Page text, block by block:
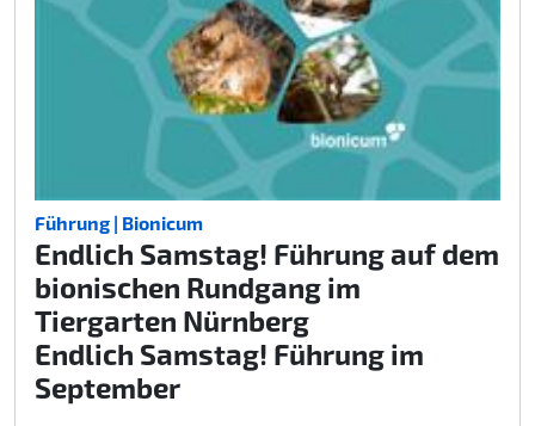
Führung | Bionicum
Endlich Samstag! Führung auf dem
bionischen Rundgang im
Tiergarten Nürnberg
Endlich Samstag! Führung im
September